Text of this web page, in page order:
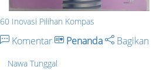
60 Inovasi Pilihan Kompas
Komentar Penanda Bagikan
Nawa Tunggal